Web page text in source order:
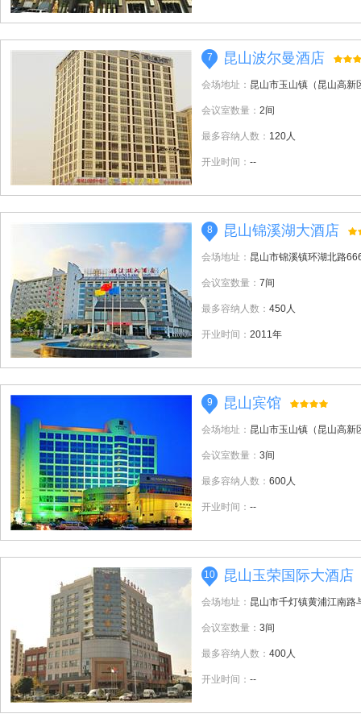
7 昆山波尔曼酒店
会场地址： 昆山市玉山镇（昆山高新
会议室数量： 2间
最多容纳人数： 120人
开业时间： --
8 昆山锦溪湖大酒店
会场地址： 昆山市锦溪镇环湖北路
会议室数量： 7间
最多容纳人数： 450人
开业时间： 2011年
9 昆山宾馆
会场地址： 昆山市玉山镇（昆山高新
会议室数量： 3间
最多容纳人数： 600人
开业时间： --
10 昆山玉荣国际大酒店
会场地址： 昆山市千灯镇黄浦江南路
会议室数量： 3间
最多容纳人数： 400人
开业时间： --